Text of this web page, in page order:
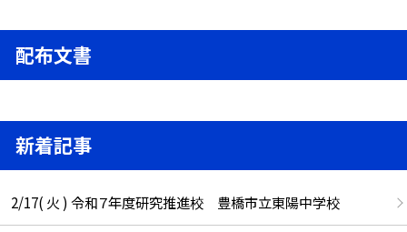
配布文書
新着記事
2/17( 火 ) 令和７年度研究推進校 豊橋市立東陽中学校